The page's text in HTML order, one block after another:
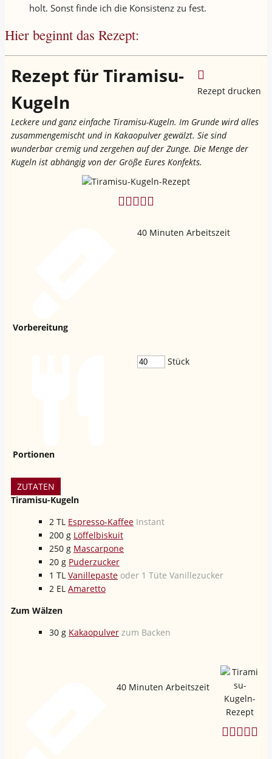
holt. Sonst finde ich die Konsistenz zu fest.
Hier beginnt das Rezept:
Rezept drucken
Rezept für Tiramisu-
Kugeln
Leckere und ganz einfache Tiramisu-Kugeln. Im Grunde wird alles
zusammengemischt und in Kakaopulver gewälzt. Sie sind
wunderbar cremig und zergehen auf der Zunge. Die Menge der
Kugeln ist abhängig von der Größe Eures Konfekts.
Vorbereitung
40 Minuten Arbeitszeit
Portionen
Stück
ZUTATEN
Tiramisu-Kugeln
2 TL Espresso-Kaffee Instant
200 g Löffelbiskuit
250 g Mascarpone
20 g Puderzucker
1 TL Vanillepaste oder 1 Tüte Vanillezucker
2 EL Amaretto
Zum Wälzen
30 g Kakaopulver zum Backen
40 Minuten Arbeitszeit